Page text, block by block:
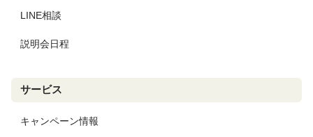
LINE相談
説明会日程
サービス
キャンペーン情報